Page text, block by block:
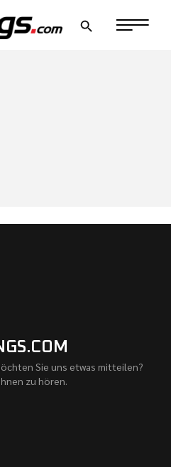
Sie uns etwas mitteilen?
zu hören.